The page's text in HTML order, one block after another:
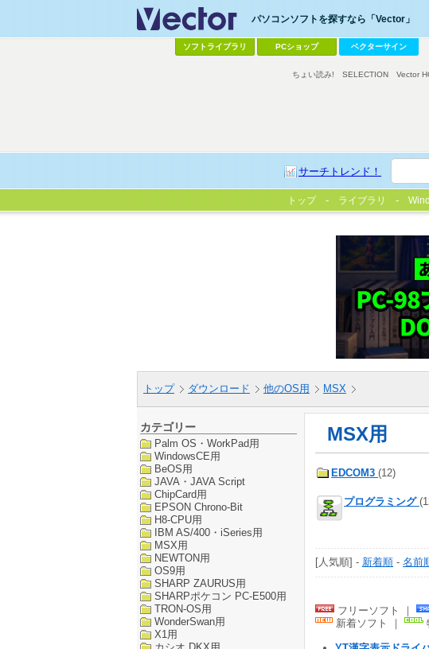
パソコンソフトを探すなら「Vector」
ソフトライブラリ PCショップ ベクターサイン
サーチトレンド！
ちょい読み! SELECTION Vector
トップ ライブラリ
トップ ダウンロード 他のOS用 MSX
カテゴリー
Palm OS・WorkPad用
WindowsCE用
BeOS用
JAVA・JAVA Script
ChipCard用
EPSON Chrono-Bit
H8-CPU用
IBM AS/400・iSeries用
MSX用
NEWTON用
OS9用
SHARP ZAURUS用
SHARPポケコン PC-E500用
TRON-OS用
WonderSwan用
X1用
MSX用
EDCOM3 (12)
プログラミング
[人気順] - 新着順 - 名前
フリーソフト ｜
新着ソフト ｜